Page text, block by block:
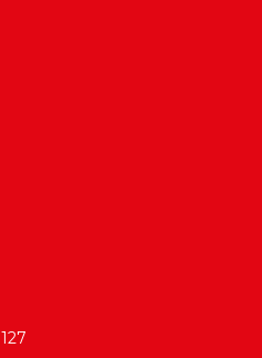
127